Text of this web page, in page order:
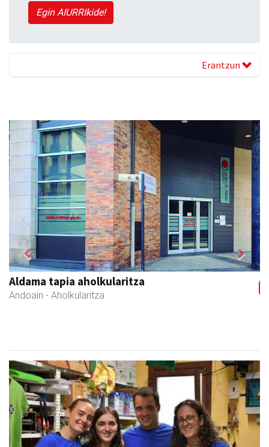
Egin AIURRIkide!
Erantzun
Bengoetxea autoeskola
Andoain - Autoeskolak
Previous Next